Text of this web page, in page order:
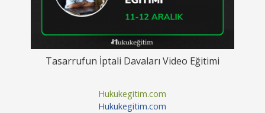
Tasarrufun İptali Davaları Video Eğitimi
Hukukegitim.com
Hukukegitim.com